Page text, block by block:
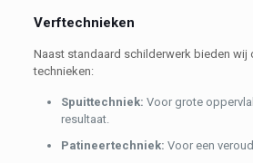
Verftechnieken
Naast standaard schilderwerk bieden wij
technieken:
Spuittechniek: Voor grote
resultaat.
Patineertechniek: Voor een